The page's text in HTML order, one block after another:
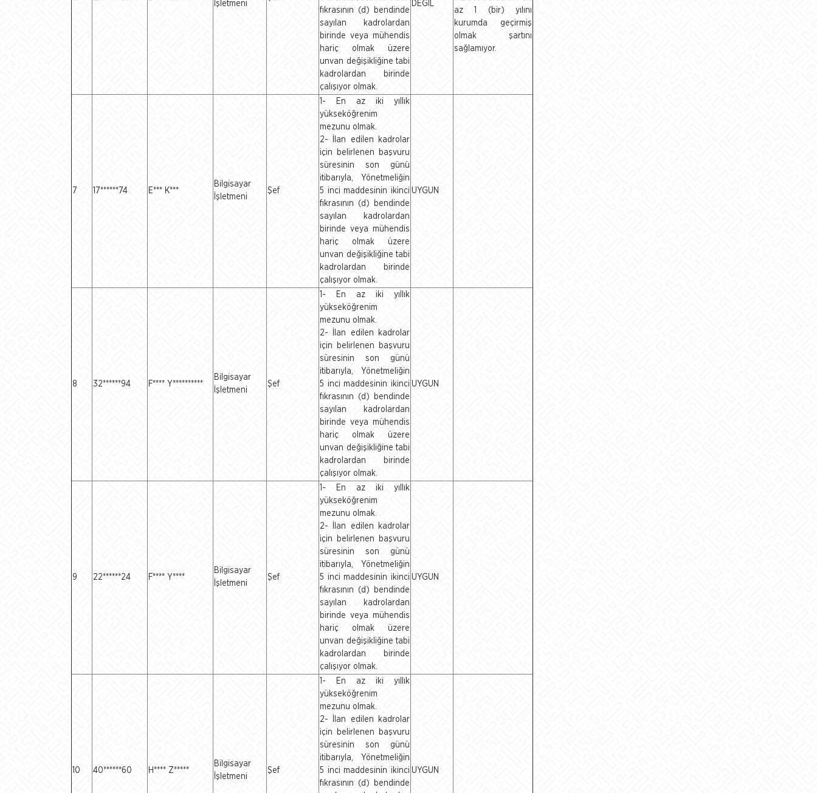
İşletmeni
fıkrasının (d) bendinde
sayılan kadrolardan
birinde veya mühendis
hariç olmak üzere
unvan değişikliğine tabi
kadrolardan birinde
çalışıyor olmak.
DEĞİL
az 1 (bir) yılını
kurumda geçirmiş
olmak şartını
sağlamıyor.
7 17******74 E*** K***
Bilgisayar
İşletmeni
Şef
1- En az iki yıllık
yükseköğrenim
mezunu olmak.
2- İlan edilen kadrolar
için belirlenen başvuru
süresinin son günü
itibarıyla, Yönetmeliğin
5 inci maddesinin ikinci
fıkrasının (d) bendinde
sayılan kadrolardan
birinde veya mühendis
hariç olmak üzere
unvan değişikliğine tabi
kadrolardan birinde
çalışıyor olmak.
UYGUN
8 32******94 F**** Y**********
Bilgisayar
İşletmeni
Şef
1- En az iki yıllık
yükseköğrenim
mezunu olmak.
2- İlan edilen kadrolar
için belirlenen başvuru
süresinin son günü
itibarıyla, Yönetmeliğin
5 inci maddesinin ikinci
fıkrasının (d) bendinde
sayılan kadrolardan
birinde veya mühendis
hariç olmak üzere
unvan değişikliğine tabi
kadrolardan birinde
çalışıyor olmak.
UYGUN
9 22******24 F**** Y****
Bilgisayar
İşletmeni
Şef
1- En az iki yıllık
yükseköğrenim
mezunu olmak.
2- İlan edilen kadrolar
için belirlenen başvuru
süresinin son günü
itibarıyla, Yönetmeliğin
5 inci maddesinin ikinci
fıkrasının (d) bendinde
sayılan kadrolardan
birinde veya mühendis
hariç olmak üzere
unvan değişikliğine tabi
kadrolardan birinde
çalışıyor olmak.
UYGUN
10 40******60 H**** Z*****
Bilgisayar
İşletmeni
Şef
1- En az iki yıllık
yükseköğrenim
mezunu olmak.
2- İlan edilen kadrolar
için belirlenen başvuru
süresinin son günü
itibarıyla, Yönetmeliğin
5 inci maddesinin ikinci
fıkrasının (d) bendinde
UYGUN